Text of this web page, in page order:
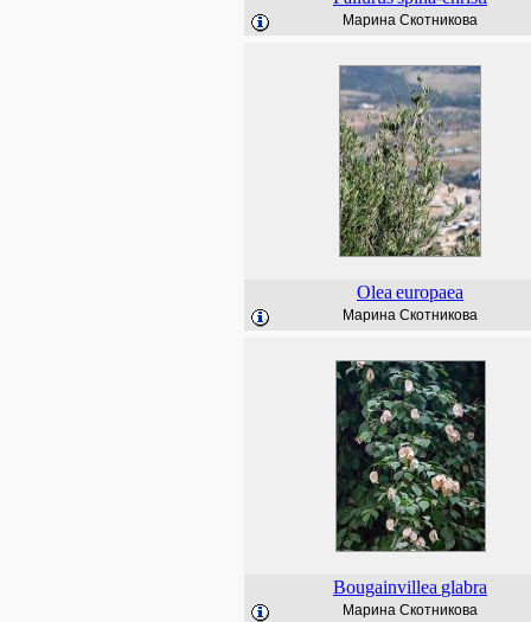
Марина Скотникова
Olea europaea
Марина Скотникова
Bougainvillea glabra
Марина Скотникова